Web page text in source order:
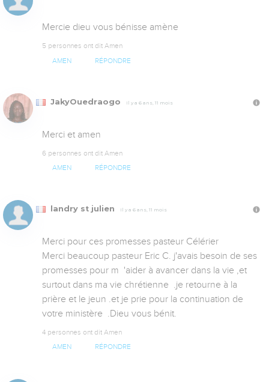
Mercie dieu vous bénisse amène
5 personnes ont dit Amen
AMEN RÉPONDRE
JakyOuedraogo Il y a 6 ans, 11 mois
Merci et amen
6 personnes ont dit Amen
AMEN RÉPONDRE
landry st julien Il y a 6 ans, 11 mois
Merci pour ces promesses pasteur Célérier
Merci beaucoup pasteur Eric C. j'avais besoin de ses
promesses pour m  'aider à avancer dans la vie ,et
surtout dans ma vie chrétienne  .je retourne à la
prière et le jeun .et je prie pour la continuation de
votre ministère  .Dieu vous bénit.
4 personnes ont dit Amen
AMEN RÉPONDRE